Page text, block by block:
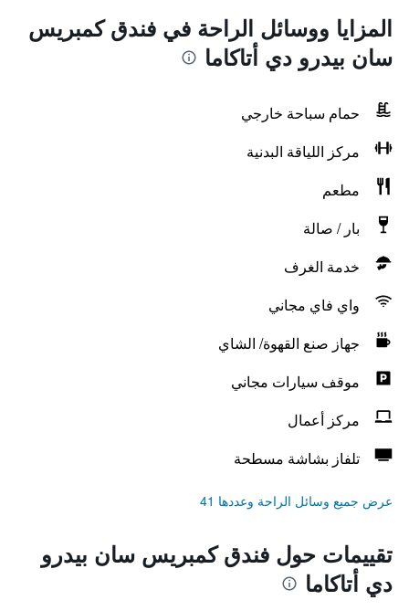
المزايا ووسائل الراحة في فندق كمبريس
سان بيدرو دي أتاكاما
حمام سباحة خارجي
مركز اللياقة البدنية
مطعم
بار / صالة
خدمة الغرف
واي فاي مجاني
جهاز صنع القهوة/ الشاي
موقف سيارات مجاني
مركز أعمال
تلفاز بشاشة مسطحة
عرض جميع وسائل الراحة وعددها 41
تقييمات حول فندق كمبريس سان بيدرو
دي أتاكاما